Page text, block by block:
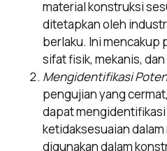
material konstruksi
ditetapkan oleh
berlaku. Ini mencakup
sifat fisik, mekanis,
Mengidentifikasi
pengujian yang
dapat
ketidaksesuaian
digunakan dalam